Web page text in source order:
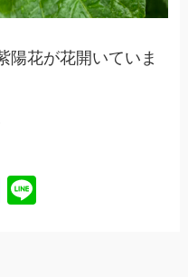
陽花が花開いていま
Twitter